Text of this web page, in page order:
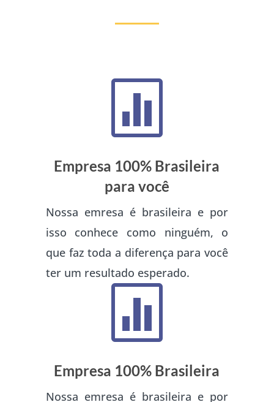

Empresa 100% Brasileira
para você
Nossa emresa é brasileira e por
isso conhece como ninguém, o
que faz toda a diferença para você
ter um resultado esperado.

Empresa 100% Brasileira
Nossa emresa é brasileira e por